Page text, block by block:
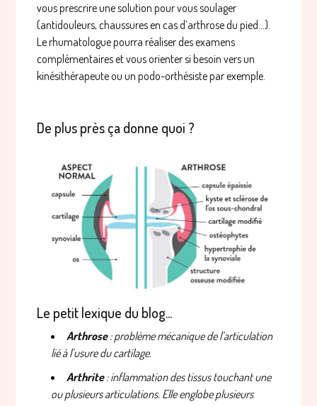
vous prescrire une solution pour vous soulager
(antidouleurs, chaussures en cas d’arthrose du pied…).
Le rhumatologue pourra réaliser des examens
complémentaires et vous orienter si besoin vers un
kinésithérapeute ou un podo-orthésiste par exemple.
De plus près ça donne quoi ?
Le petit lexique du blog...
Arthrose: problème mécanique de l’articulation
lié à l’usure du cartilage.
Arthrite:inflammation des tissus touchant une
ou plusieurs articulations. Elle englobe plusieurs